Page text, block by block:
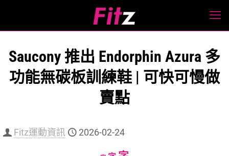
Saucony 推出 Endorphin Azura 多
功能無碳板訓練鞋 | 可快可慢做
賣點
Fitz運動資訊 2026-02-24